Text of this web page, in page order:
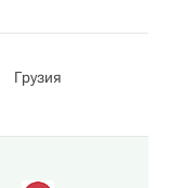
Грузия